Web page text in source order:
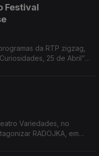
Festival
da RTP zigzag,
25 de Abril” -
Variedades, no
RADOJKA, em